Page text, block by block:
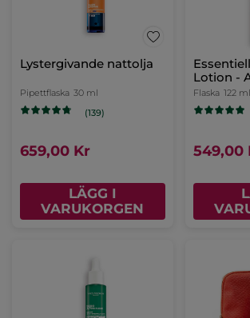
Lystergivande nattolja
Pipettflaska 30 ml
(139)
659,00 Kr
LÄGG I
VARUKORGEN
Lotion -
Global
Flaska 122 ml
549,00